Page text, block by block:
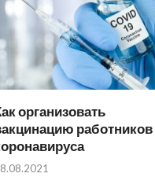
организовать
работников